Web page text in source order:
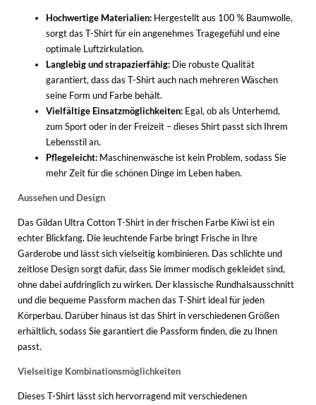
Hochwertige Materialien: Hergestellt aus 100 % Baumwolle,
sorgt das T-Shirt für ein angenehmes Tragegefühl und eine
optimale Luftzirkulation.
Langlebig und strapazierfähig: Die robuste Qualität
garantiert, dass das T-Shirt auch nach mehreren Wäschen
seine Form und Farbe behält.
Vielfältige Einsatzmöglichkeiten: Egal, ob als Unterhemd,
zum Sport oder in der Freizeit – dieses Shirt passt sich Ihrem
Lebensstil an.
Pflegeleicht: Maschinenwäsche ist kein Problem, sodass Sie
mehr Zeit für die schönen Dinge im Leben haben.
Aussehen und Design
Das Gildan Ultra Cotton T-Shirt in der frischen Farbe Kiwi ist ein
echter Blickfang. Die leuchtende Farbe bringt Frische in Ihre
Garderobe und lässt sich vielseitig kombinieren. Das schlichte und
zeitlose Design sorgt dafür, dass Sie immer modisch gekleidet sind,
ohne dabei aufdringlich zu wirken. Der klassische Rundhalsausschnitt
und die bequeme Passform machen das T-Shirt ideal für jeden
Körperbau. Darüber hinaus ist das Shirt in verschiedenen Größen
erhältlich, sodass Sie garantiert die Passform finden, die zu Ihnen
passt.
Vielseitige Kombinationsmöglichkeiten
Dieses T-Shirt lässt sich hervorragend mit verschiedenen